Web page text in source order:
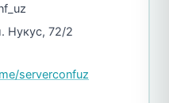
Нукус, 72/2
serverconfuz